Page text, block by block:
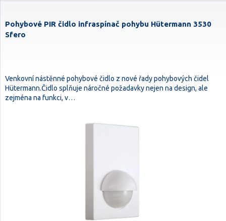
Pohybové PIR čidlo infraspínač pohybu Hütermann 3530
Sfero
Venkovní nástěnné pohybové čidlo z nové řady pohybových čidel
Hütermann.Čidlo splňuje náročné požadavky nejen na design, ale
zejména na funkci, v…